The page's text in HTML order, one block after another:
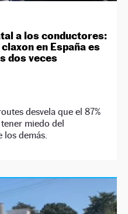
a los conductores:
en España es
dos veces
desvela que el 87%
miedo del
los demás.